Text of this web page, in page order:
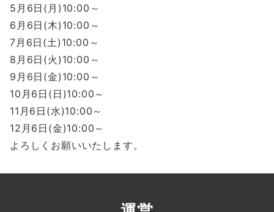
5月6日(月)10:00～
6月6日(木)10:00～
7月6日(土)10:00～
8月6日(火)10:00～
9月6日(金)10:00～
10月6日(日)10:00～
11月6日(水)10:00～
12月6日(金)10:00～
よろしくお願いいたします。